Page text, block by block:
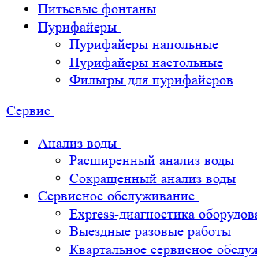
Питьевые фонтаны
Пурифайеры
Пурифайеры напольные
Пурифайеры настольные
Фильтры для пурифайеров
Сервис
Анализ воды
Расширенный анализ воды
Сокращенный анализ воды
Сервисное обслуживание
Express-диагностика
Выездные разовые работы
Квартальное сервисное